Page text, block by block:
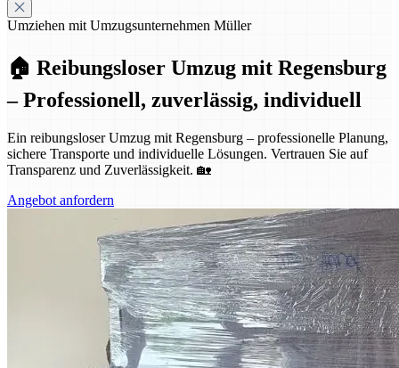
Umziehen mit Umzugsunternehmen Müller
🏠 Reibungsloser Umzug mit Regensburg
– Professionell, zuverlässig, individuell
Ein reibungsloser Umzug mit Regensburg – professionelle Planung,
sichere Transporte und individuelle Lösungen. Vertrauen Sie auf
Transparenz und Zuverlässigkeit. 🏡
Angebot anfordern